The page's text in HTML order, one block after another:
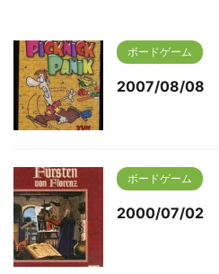
ボードゲーム
2007/08/08
ボードゲーム
2000/07/02